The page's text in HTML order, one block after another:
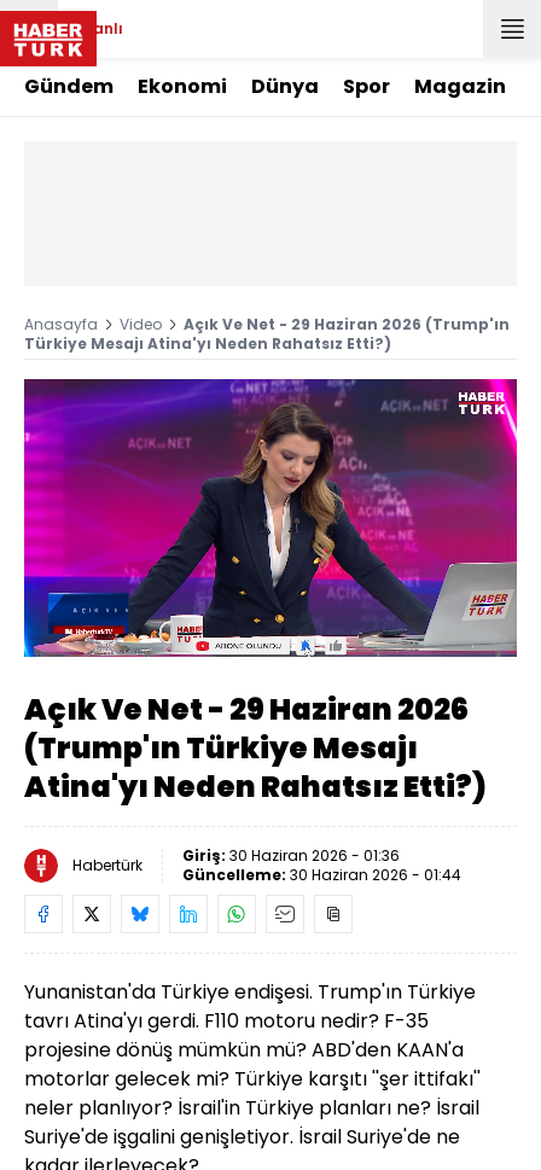
Canlı
Gündem Ekonomi Dünya Spor Magazin
Anasayfa Video
Açık Ve Net - 29 Haziran 2026 (Trump'ın
Türkiye Mesajı Atina'yı Neden Rahatsız Etti?)
Sesi
Aç
Yüklendi:
0.48%
Oynatma
Hızı
Açık Ve Net - 29 Haziran 2026
(Trump'ın Türkiye Mesajı
Atina'yı Neden Rahatsız Etti?)
Habertürk Giriş: 30 Haziran 2026 - 01:36
Güncelleme: 30 Haziran 2026 - 01:44
Yunanistan'da Türkiye endişesi. Trump'ın Türkiye
tavrı Atina'yı gerdi. F110 motoru nedir? F-35
projesine dönüş mümkün mü? ABD'den KAAN'a
motorlar gelecek mi? Türkiye karşıtı ''şer ittifakı''
neler planlıyor? İsrail'in Türkiye planları ne? İsrail
Suriye'de işgalini genişletiyor. İsrail Suriye'de ne